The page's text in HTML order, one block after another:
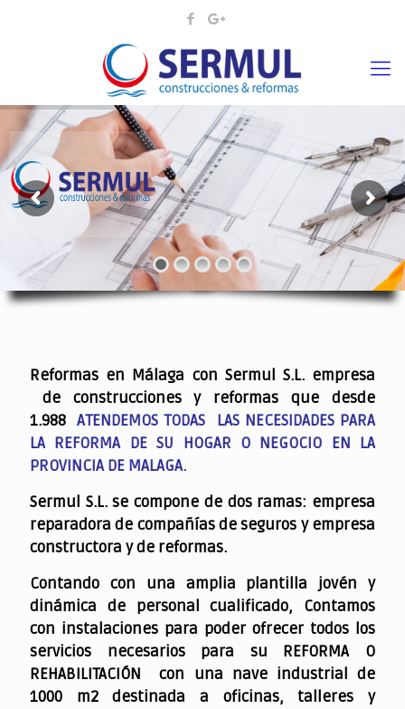
¡¡DAMOS VIDA A SUS
Reformas en Málaga con Sermul S.L. empresa
de construcciones y reformas que desde
1.988ATENDEMOS TODAS LAS NECESIDADES PARA
LA REFORMA DE SU HOGAR O NEGOCIO EN LA
PROVINCIA DE MALAGA.
Sermul S.L. se compone de dos ramas: empresa
reparadora de compañías de seguros y empresa
constructora y de reformas.
Contando con una amplia plantilla jovén y
dinámica de personal cualificado, Contamos
con instalaciones para poder ofrecer todos los
servicios necesarios para su REFORMA O
REHABILITACIÓN con una nave industrial de
1000 m2 destinada a oficinas, talleres y